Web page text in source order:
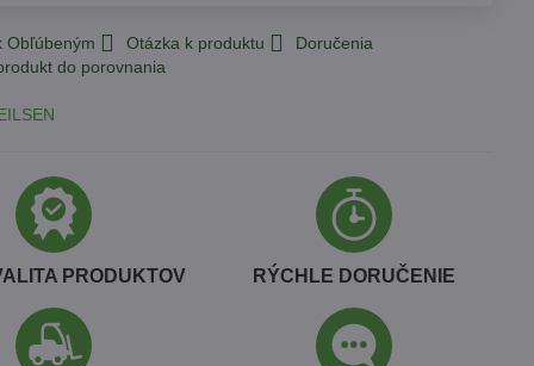
Obľúbeným Otázka k produktu Doručenia
PRODUKTOV RÝCHLE DORUČENIE